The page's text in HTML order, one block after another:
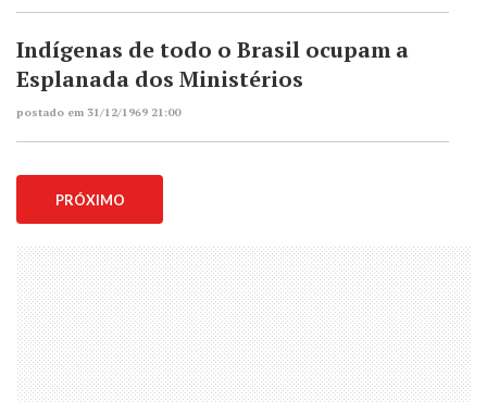
Indígenas de todo o Brasil ocupam a
Esplanada dos Ministérios
postado em 31/12/1969 21:00
PRÓXIMO